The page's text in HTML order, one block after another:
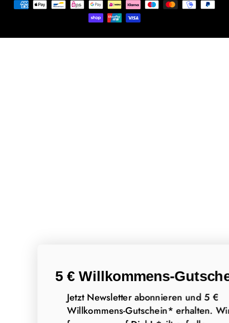
Zahlungsmethoden
5 € Willkommens-
Jetzt Newsletter abonnieren und 5 €
Willkommens-Gutschein* erhalten.